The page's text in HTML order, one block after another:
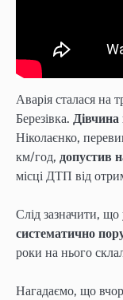
Аварія сталася на
Березівка. Дівчина
Ніколаєнко,
км/год, допустив
місці ДТП від
Слід зазначити,
систематично
роки на нього
Нагадаємо, що